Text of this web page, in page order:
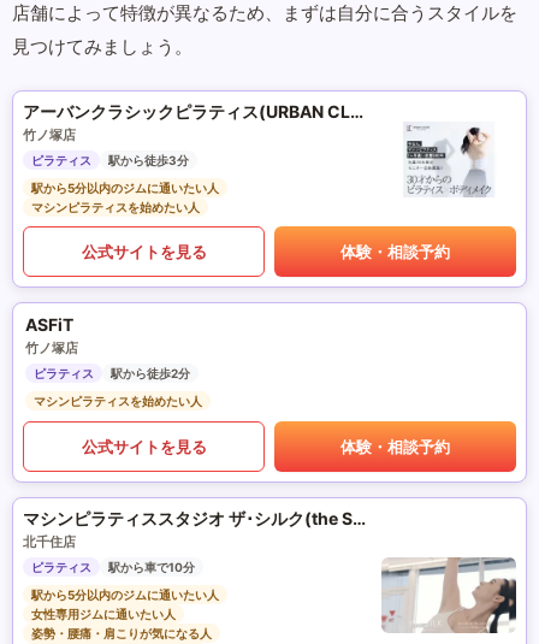
店舗によって特徴が異なるため、まずは自分に合うスタイルを
見つけてみましょう。
アーバンクラシックピラティス(URBAN CLASSIC PILATES)
竹ノ塚店
ピラティス
駅から徒歩3分
駅から5分以内のジムに通いたい人
マシンピラティスを始めたい人
公式サイトを見る 体験・相談予約
ASFiT
竹ノ塚店
ピラティス
駅から徒歩2分
マシンピラティスを始めたい人
公式サイトを見る 体験・相談予約
マシンピラティススタジオ ザ･シルク(the SILK)
北千住店
ピラティス
駅から車で10分
駅から5分以内のジムに通いたい人
女性専用ジムに通いたい人
姿勢・腰痛・肩こりが気になる人